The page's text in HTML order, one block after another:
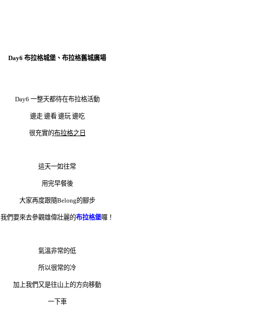
Day6 布拉格城堡、布拉格舊城廣場
Day6 一整天都待在布拉格活動
邊走 邊看 邊玩 邊吃
很充實的布拉格之日
這天一如往常
用完早餐後
大家再度跟隨Belong的腳步
我們要來去參觀雄偉壯麗的布拉格堡囉！
氣溫非常的低
所以很常的冷
加上我們又是往山上的方向移動
一下車